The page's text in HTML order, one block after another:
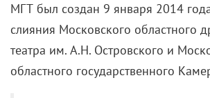
МГТ был создан 9 января 2014 года
слияния Московского областного
театра им. А.Н. Островского и
областного государственного